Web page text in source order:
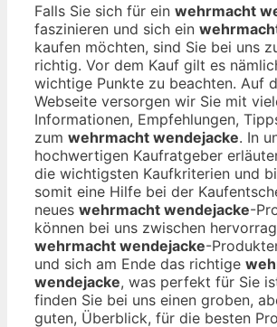
Falls Sie sich für ein wehrmacht
faszinieren und sich ein
kaufen möchten, sind Sie bei uns
richtig. Vor dem Kauf gilt es
wichtige Punkte zu beachten. Auf
Webseite versorgen wir Sie mit
Informationen, Empfehlungen,
zum wehrmacht wendejacke. In
hochwertigen Kaufratgeber
die wichtigsten Kaufkriterien und
somit eine Hilfe bei der
neues wehrmacht wendejacke-
können bei uns zwischen
wehrmacht wendejacke-
und sich am Ende das richtige
wendejacke, was perfekt für Sie
finden Sie bei uns einen groben,
guten, Überblick, für die besten